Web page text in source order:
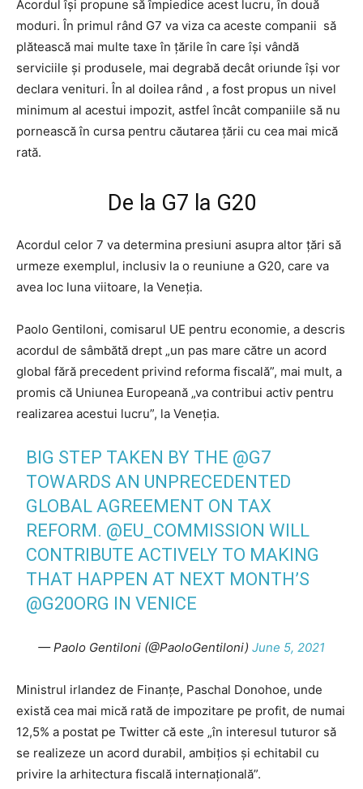
Acordul își propune să împiedice acest lucru, în două
moduri. În primul rând G7 va viza ca aceste companii să
plătească mai multe taxe în țările în care își vândă
serviciile și produsele, mai degrabă decât oriunde își vor
declara venituri. În al doilea rând , a fost propus un nivel
minimum al acestui impozit, astfel încât companiile să nu
pornească în cursa pentru căutarea țării cu cea mai mică
rată.
De la G7 la G20
Acordul celor 7 va determina presiuni asupra altor țări să
urmeze exemplul, inclusiv la o reuniune a G20, care va
avea loc luna viitoare, la Veneția.
Paolo Gentiloni, comisarul UE pentru economie, a descris
acordul de sâmbătă drept „un pas mare către un acord
global fără precedent privind reforma fiscală”, mai mult, a
promis că Uniunea Europeană „va contribui activ pentru
realizarea acestui lucru”, la Veneția.
BIG STEP TAKEN BY THE @G7
TOWARDS AN UNPRECEDENTED
GLOBAL AGREEMENT ON TAX
REFORM. @EU_COMMISSION WILL
CONTRIBUTE ACTIVELY TO MAKING
THAT HAPPEN AT NEXT MONTH’S
@G20ORG IN VENICE
— Paolo Gentiloni (@PaoloGentiloni) June 5, 2021
Ministrul irlandez de Finanțe, Paschal Donohoe, unde
există cea mai mică rată de impozitare pe profit, de numai
12,5% a postat pe Twitter că este „în interesul tuturor să
se realizeze un acord durabil, ambițios și echitabil cu
privire la arhitectura fiscală internațională”.